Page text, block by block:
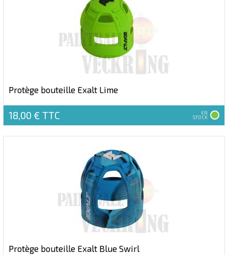
Protège bouteille Exalt Lime
18,00 € TTC EN
STOCK
Protège bouteille Exalt Blue Swirl